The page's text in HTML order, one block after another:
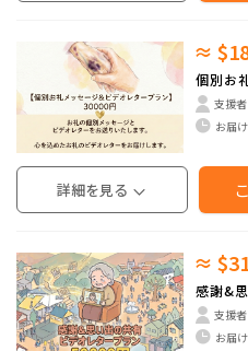
≈
個別お
支援者
お届
詳細を見る
≈
感謝&
支援者
お届